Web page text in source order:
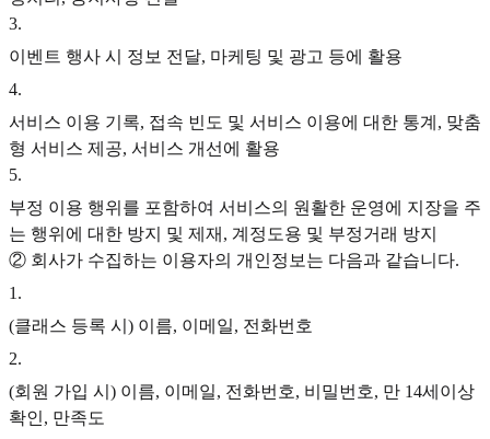
3.
이벤트 행사 시 정보 전달, 마케팅 및 광고 등에 활용
4.
서비스 이용 기록, 접속 빈도 및 서비스 이용에 대한 통계, 맞춤
형 서비스 제공, 서비스 개선에 활용
5.
부정 이용 행위를 포함하여 서비스의 원활한 운영에 지장을 주
는 행위에 대한 방지 및 제재, 계정도용 및 부정거래 방지
② 회사가 수집하는 이용자의 개인정보는 다음과 같습니다.
1 .
(클래스 등록 시) 이름, 이메일, 전화번호
2.
(회원 가입 시) 이름, 이메일, 전화번호, 비밀번호, 만 14세이상
확인, 만족도